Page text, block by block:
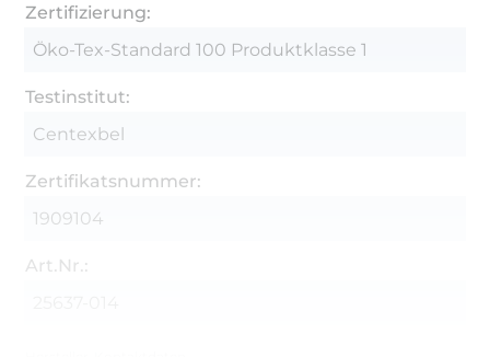
Zertifizierung:
Öko-Tex-Standard 100 Produktklasse 1
Testinstitut:
Centexbel
Zertifikatsnummer:
1909104
Art.Nr.: